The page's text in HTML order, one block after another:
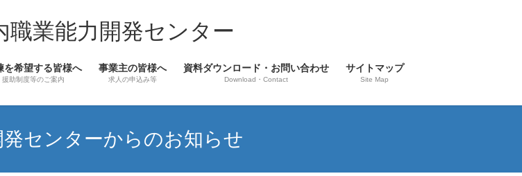
職業能力開発センター
を希望する皆様へ
援助制度等のご案内
事業主の皆様へ
求人の申込み等
資料ダウンロード・お問い合わせ
Download・Contact
サイトマップ
Site Map
発センターからのお知らせ